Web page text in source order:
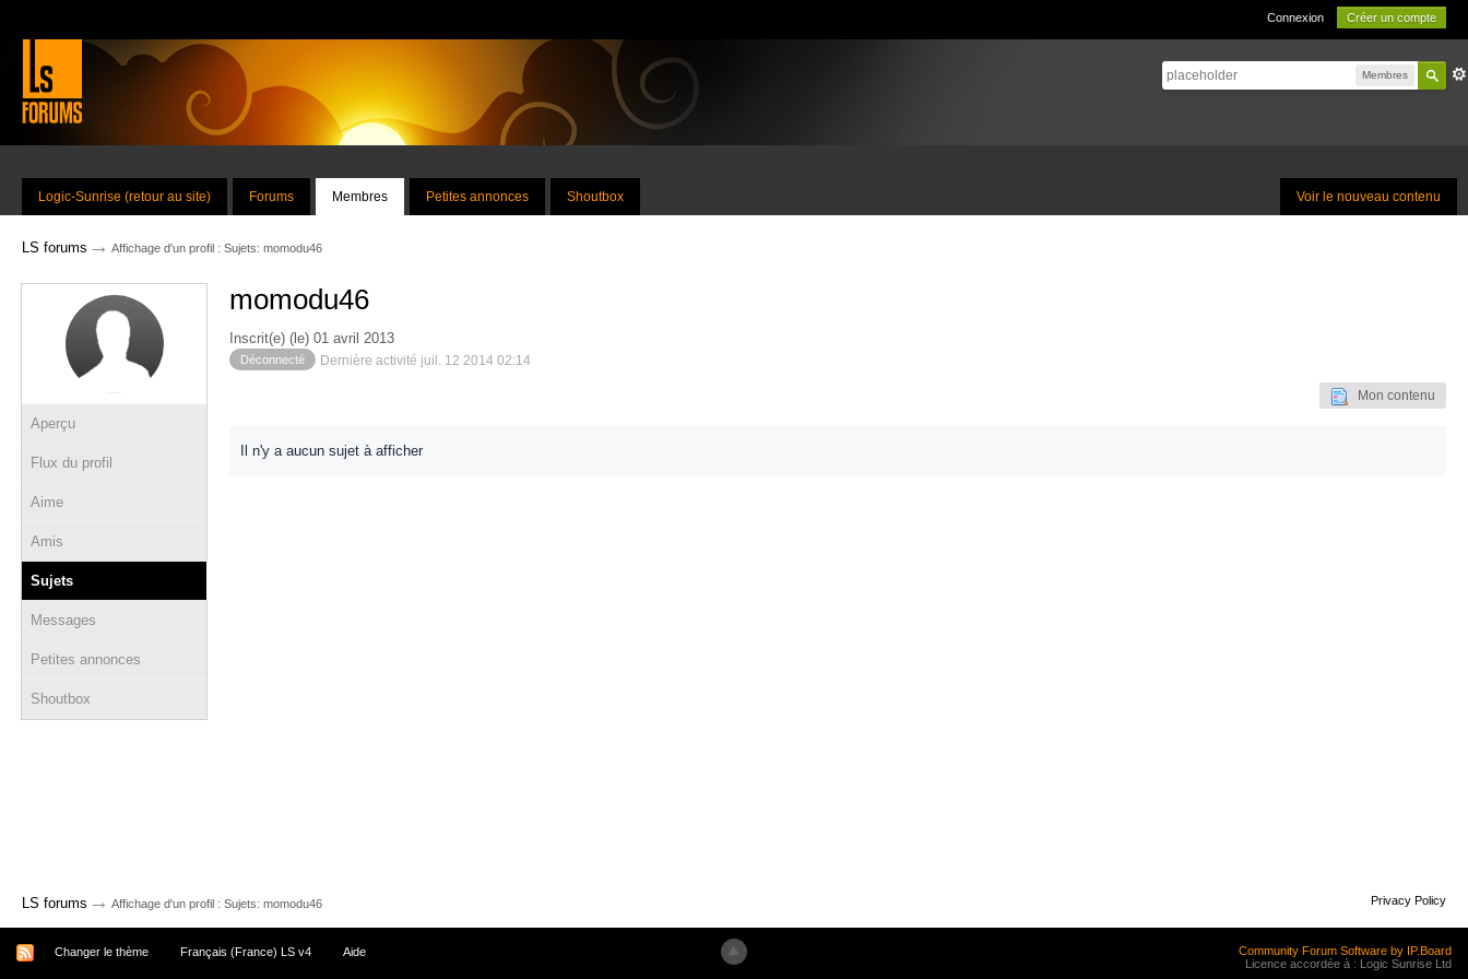
Connexion Créer un compte
Membres
Voir le nouveau contenu
Logic-Sunrise (retour au site) Forums Membres Petites annonces Shoutbox
LS forums → Affichage d'un profil : Sujets: momodu46
Aperçu
Flux du profil
Aime
Amis
Sujets
Messages
Petites annonces
Shoutbox
momodu46
Inscrit(e) (le) 01 avril 2013
Déconnecté Dernière activité juil. 12 2014 02:14
Mon contenu
Il n'y a aucun sujet à afficher
LS forums → Affichage d'un profil : Sujets: momodu46 Privacy Policy
Changer le thème Français (France) LS v4 Aide
Community Forum Software by IP.Board
Licence accordée à : Logic Sunrise Ltd